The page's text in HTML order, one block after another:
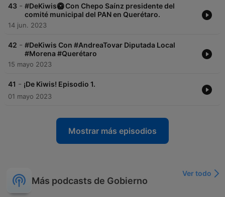
43 - #DeKiwis🥝 Con Chepo Saínz presidente del
comité municipal del PAN en Querétaro.
14 jun. 2023
42 - #DeKiwis Con #AndreaTovar Diputada Local
#Morena #Querétaro
15 mayo 2023
41 - ¡De Kiwis! Episodio 1.
01 mayo 2023
Mostrar más episodios
Más podcasts de Gobierno
Ver todo